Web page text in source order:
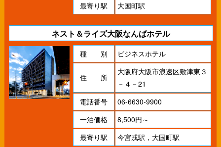
最寄り駅
大国町駅
ネスト＆ライズ大阪なんばホテル
種 別 ビジネスホテル
住 所
大阪府大阪市浪速区敷津東３
－４－21
電話番号
06-6630-9900
一泊価格
8,500円～
最寄り駅
今宮戎駅，大国町駅